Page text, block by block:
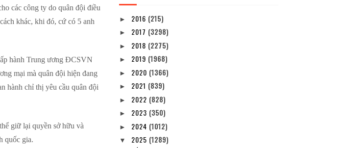
các công ty do quân đội điều
khác, khi đó, cứ có 5 anh
hành Trung ương ĐCSVN
mại mà quân đội hiện đang
hành chỉ thị yêu cầu quân đội
giữ lại quyền sở hữu và
quốc gia.
► 2016 (215)
► 2017 (3298)
► 2018 (2275)
► 2019 (1968)
► 2020 (1366)
► 2021 (839)
► 2022 (828)
► 2023 (350)
► 2024 (1012)
▼ 2025 (1289)